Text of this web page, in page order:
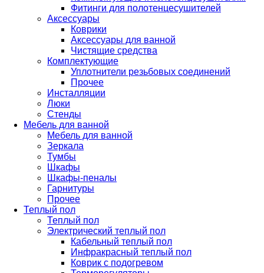
Фитинги для полотенцесушителей
Аксессуары
Коврики
Аксессуары для ванной
Чистящие средства
Комплектующие
Уплотнители резьбовых соединений
Прочее
Инсталляции
Люки
Стенды
Мебель для ванной
Мебель для ванной
Зеркала
Тумбы
Шкафы
Шкафы-пеналы
Гарнитуры
Прочее
Теплый пол
Теплый пол
Электрический теплый пол
Кабельный теплый пол
Инфракрасный теплый пол
Коврик с подогревом